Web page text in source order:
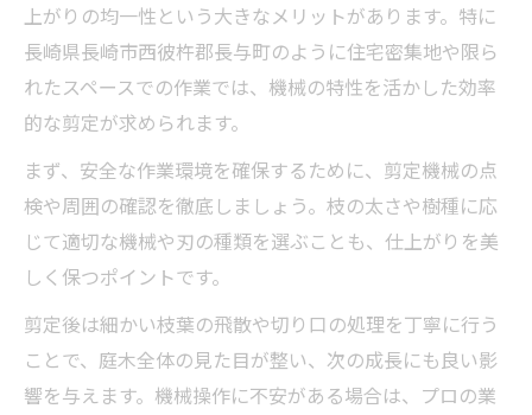
上がりの均一性という大きなメリットがあります。特に
長崎県長崎市西彼杵郡長与町のように住宅密集地や限ら
れたスペースでの作業では、機械の特性を活かした効率
的な剪定が求められます。
まず、安全な作業環境を確保するために、剪定機械の点
検や周囲の確認を徹底しましょう。枝の太さや樹種に応
じて適切な機械や刃の種類を選ぶことも、仕上がりを美
しく保つポイントです。
剪定後は細かい枝葉の飛散や切り口の処理を丁寧に行う
ことで、庭木全体の見た目が整い、次の成長にも良い影
響を与えます。機械操作に不安がある場合は、プロの業